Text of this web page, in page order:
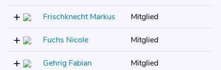
Frischknecht Markus Mitglied
Fuchs Nicole Mitglied
Gehrig Fabian Mitglied